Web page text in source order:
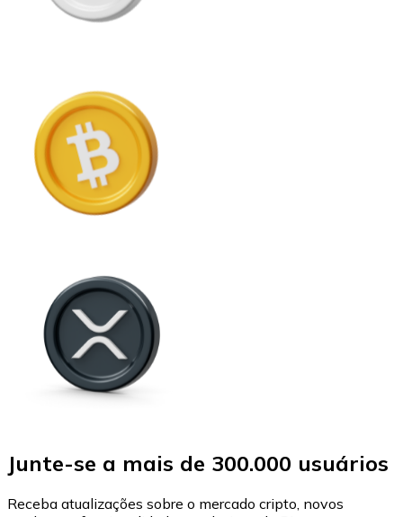
Junte-se a mais de 300.000 usuários
Receba atualizações sobre o mercado cripto, novos